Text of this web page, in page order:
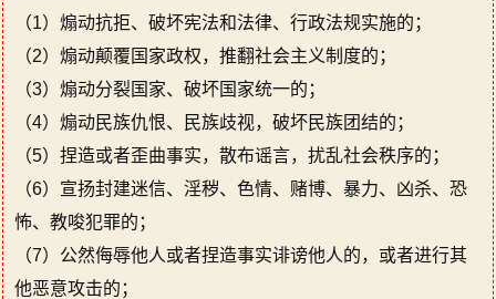
（1）煽动抗拒、破坏宪法和法律、行政法规实施的；
（2）煽动颠覆国家政权，推翻社会主义制度的；
（3）煽动分裂国家、破坏国家统一的；
（4）煽动民族仇恨、民族歧视，破坏民族团结的；
（5）捏造或者歪曲事实，散布谣言，扰乱社会秩序的；
（6）宣扬封建迷信、淫秽、色情、赌博、暴力、凶杀、恐
怖、教唆犯罪的；
（7）公然侮辱他人或者捏造事实诽谤他人的，或者进行其
他恶意攻击的；